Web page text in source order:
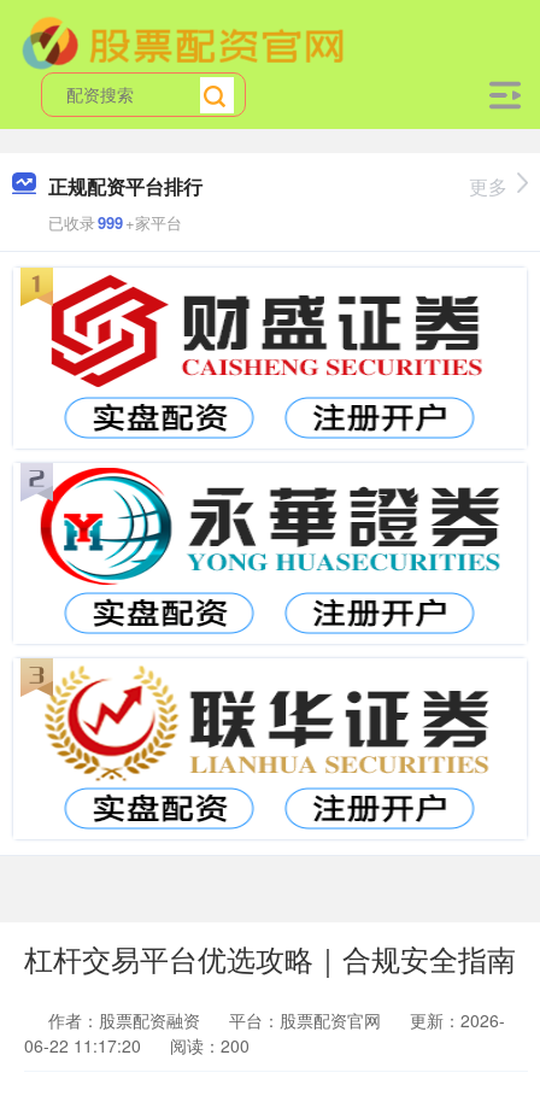
正规配资平台排行
已收录999+家平台
更多
杠杆交易平台优选攻略｜合规安全指南
作者：股票配资融资 平台：股票配资官网
更新：2026-
06-22 11:17:20
阅读：200